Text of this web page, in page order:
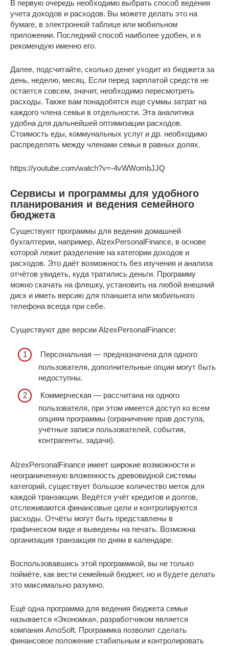
В первую очередь необходимо выбрать способ ведения
учета доходов и расходов. Вы можете делать это на
бумаге, в электронной таблице или мобильном
приложении. Последний способ наиболее удобен, и я
рекомендую именно его.
Далее, подсчитайте, сколько денег уходит из бюджета за
день, неделю, месяц. Если перед зарплатой средств не
остается совсем, значит, необходимо пересмотреть
расходы. Также вам понадобятся еще суммы затрат на
каждого члена семьи в отдельности. Эта аналитика
удобна для дальнейшей оптимизации расходов.
Стоимость еды, коммунальных услуг и др. необходимо
распределять между членами семьи в равных долях.
https://youtube.com/watch?v=-4vWWombJJQ
Сервисы и программы для удобного
планирования и ведения семейного
бюджета
Существуют программы для ведения домашней
бухгалтерии, например, AlzexPersonalFinance, в основе
которой лежит разделение на категории доходов и
расходов. Это даёт возможность без изучения и анализа
отчётов увидеть, куда тратились деньги. Программу
можно скачать на флешку, установить на любой внешний
диск и иметь версию для планшета или мобильного
телефона всегда при себе.
Существуют две версии AlzexPersonalFinance:
Персональная — предназначена для одного
пользователя, дополнительные опции могут быть
недоступны.
Коммерческая — рассчитана на одного
пользователя, при этом имеется доступ ко всем
опциям программы (ограничение прав доступа,
учётные записи пользователей, события,
контрагенты, задачи).
AlzexPersonalFinance имеет широкие возможности и
неограниченную вложенность древовидной системы
категорий, существует большое количество меток для
каждой транзакции. Ведётся учёт кредитов и долгов,
отслеживаются финансовые цели и контролируются
расходы. Отчёты могут быть представлены в
графическом виде и выведены на печать. Возможна
организация транзакция по дням в календаре.
Воспользовавшись этой программкой, вы не только
поймёте, как вести семейный бюджет, но и будете делать
это максимально разумно.
Ещё одна программа для ведения бюджета семьи
называется «Экономка», разработчиком является
компания AmoSoft. Программка позволит сделать
финансовое положение стабильным и контролировать